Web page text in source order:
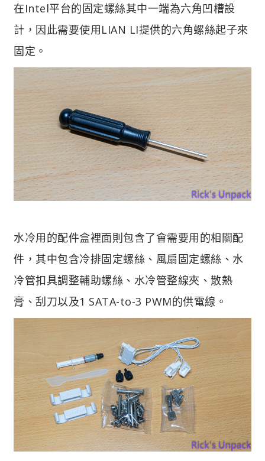
在Intel平台的固定螺絲其中一端為六角凹槽設
計，因此需要使用LIAN LI提供的六角螺絲起子來
固定。
水冷用的配件盒裡面則包含了會需要用的相關配
件，其中包含冷排固定螺絲、風扇固定螺絲、水
冷管扣具調整輔助螺絲、水冷管整線夾、散熱
膏、刮刀以及1 SATA-to-3 PWM的供電線。